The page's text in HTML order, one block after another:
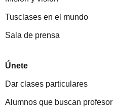
Tusclases en el mundo
Sala de prensa
Únete
Dar clases particulares
Alumnos que buscan profesor